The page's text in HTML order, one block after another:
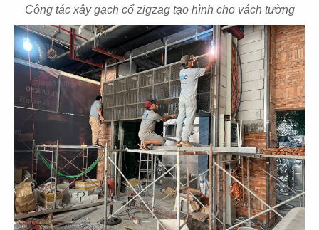
Công tác xây gạch cổ zigzag tạo hình cho vách tường
55
JOLLIBEE
CN Vĩnh Long
56
JOLLIBEE
CN Cần Thơ
57
JOLLIBEE
58
SAN FU LOU